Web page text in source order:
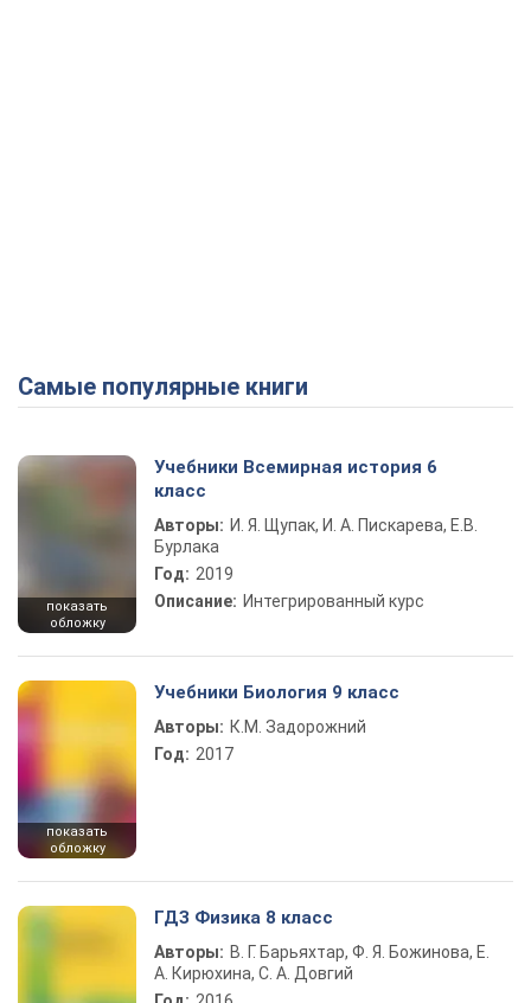
Самые популярные книги
показать
обложку
Учебники Всемирная история 6
класс
Авторы: И. Я. Щупак, И. А. Пискарева, Е.В.
Бурлака
Год: 2019
Описание: Интегрированный курс
показать
обложку
Учебники Биология 9 класс
Авторы: К.М. Задорожний
Год: 2017
ГДЗ Физика 8 класс
Авторы: В. Г. Барьяхтар, Ф. Я. Божинова, Е.
А. Кирюхина, С. А. Довгий